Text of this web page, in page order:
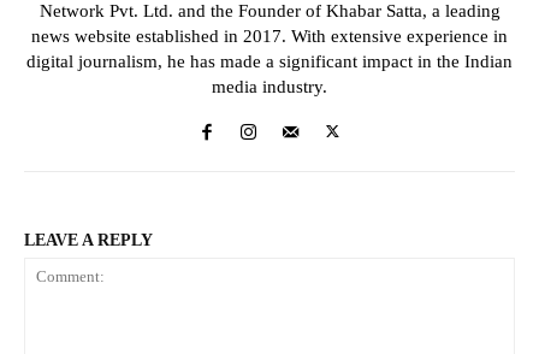
Network Pvt. Ltd. and the Founder of Khabar Satta, a leading
news website established in 2017. With extensive experience in
digital journalism, he has made a significant impact in the Indian
media industry.
LEAVE A REPLY